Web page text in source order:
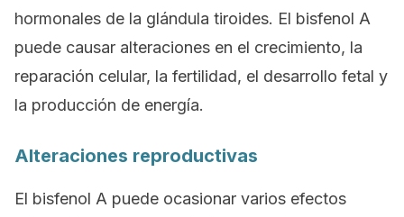
hormonales de la glándula tiroides. El bisfenol A
puede causar alteraciones en el crecimiento, la
reparación celular, la fertilidad, el desarrollo fetal y
la producción de energía.
Alteraciones reproductivas
El bisfenol A puede ocasionar varios efectos